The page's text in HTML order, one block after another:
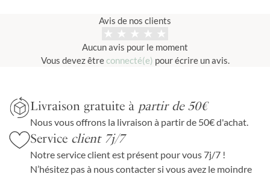
Avis de nos clients
Aucun avis pour le moment
Vous devez êtreconnecté(e) pour écrire un avis.
Livraison gratuite à partir de 50€
Nous vous offrons la livraison à partir de 50€ d'achat.
Service client 7j/7
Notre service client est présent pour vous 7j/7 !
N’hésitez pas à nous contacter si vous avez le moindre